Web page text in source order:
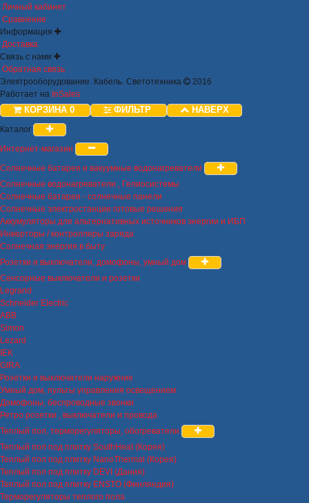
Личный кабинет
Сравнение
Информация
Доставка
Связь с нами
Обратная связь
Электрооборудование. Кабель. Светотехника
2016
Работает на InSales
КОРЗИНА 0 ФИЛЬТР НАВЕРХ
Каталог
Интернет-магазин
Солнечные батареи и вакуумные водонагреватели
Солнечные водонагреватели , Гелиосистемы
Солнечные батареи - солнечные панели
Солнечные электростанции готовые решения
Аккумуляторы для альтернативных источников энергии и ИБП
Инверторы / контроллеры заряда
Солнечная энергия в быту
Розетки и выключатели, домофоны, умный дом
Сенсорные выключатели и розетки
Legrand
Schneider Electric
ABB
Simon
Lezard
IEK
GIRA
Розетки и выключатели наружние
Умный дом, пульты управления освещением
Домофоны, беспроводные звонки
Ретро розетки , выключатели и провода
Теплый пол, терморегуляторы, обогреватели
Теплый пол под плитку SouthHeat (Корея)
Теплый пол под плитку NanoThermal (Корея)
Теплый пол под плитку DEVI (Дания)
Теплый пол под плитку ENSTO (Финляндия)
Терморегуляторы теплого пола